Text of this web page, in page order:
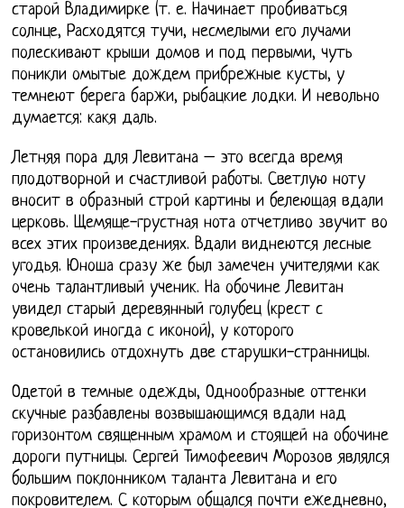
старой Владимирке (т. е. Начинает пробиваться
солнце, Расходятся тучи, несмелыми его лучами
полескивают крыши домов и под первыми, чуть
поникли омытые дождем прибрежные кусты, у
темнеют берега баржи, рыбацкие лодки. И невольно
думается: какя даль.
Летняя пора для Левитана – это всегда время
плодотворной и счастливой работы. Светлую ноту
вносит в образный строй картины и белеющая вдали
церковь. Щемяще-грустная нота отчетливо звучит во
всех этих произведениях. Вдали виднеются лесные
угодья. Юноша сразу же был замечен учителями как
очень талантливый ученик. На обочине Левитан
увидел старый деревянный голубец (крест с
кровелькой иногда с иконой), у которого
остановились отдохнуть две старушки-странницы.
Одетой в темные одежды, Однообразные оттенки
скучные разбавлены возвышающимся вдали над
горизонтом священным храмом и стоящей на обочине
дороги путницы. Сергей Тимофеевич Морозов являлся
большим поклонником таланта Левитана и его
покровителем. С которым общался почти ежедневно,